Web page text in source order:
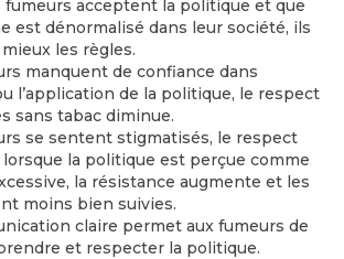
fumeurs acceptent la politique et que
est dénormalisé dans leur société, ils
les règles.
manquent de confiance dans
l’application de la politique, le respect
sans tabac diminue.
se sentent stigmatisés, le respect
la politique est perçue comme
la résistance augmente et les
moins bien suivies.
claire permet aux fumeurs de
et respecter la politique.